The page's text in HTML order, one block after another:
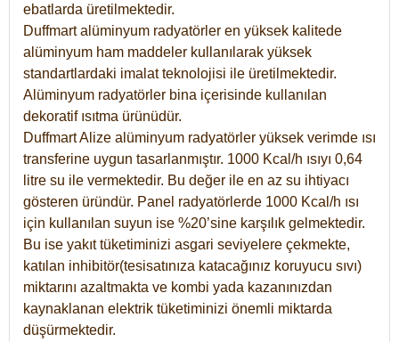
ebatlarda üretilmektedir.
Duffmart alüminyum radyatörler en yüksek kalitede
alüminyum ham maddeler kullanılarak yüksek
standartlardaki imalat teknolojisi ile üretilmektedir.
Alüminyum radyatörler bina içerisinde kullanılan
dekoratif ısıtma ürünüdür.
Duffmart Alize alüminyum radyatörler yüksek verimde ısı
transferine uygun tasarlanmıştır. 1000 Kcal/h ısıyı 0,64
litre su ile vermektedir. Bu değer ile en az su ihtiyacı
gösteren üründür. Panel radyatörlerde 1000 Kcal/h ısı
için kullanılan suyun ise %20’sine karşılık gelmektedir.
Bu ise yakıt tüketiminizi asgari seviyelere çekmekte,
katılan inhibitör(tesisatınıza katacağınız koruyucu sıvı)
miktarını azaltmakta ve kombi yada kazanınızdan
kaynaklanan elektrik tüketiminizi önemli miktarda
düşürmektedir.